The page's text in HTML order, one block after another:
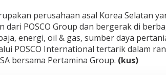
perusahaan asal Korea Selatan
dari POSCO Group dan bergerak di
energi, oil & gas, sumber daya
POSCO International tertarik dalam
bersama Pertamina Group. (kus)